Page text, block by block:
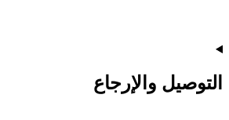
التوصيل والإرجاع